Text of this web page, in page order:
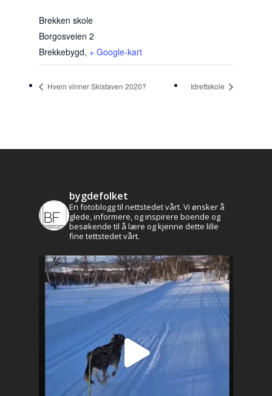
Brekken skole
Borgosveien 2
Brekkebygd, + Google-kart
Hvem vinner Skistaven 2020? Idrettskole
bygdefolket
En fotoblogg til nettstedet vårt. Vi ønsker å
glede, informere, og inspirere boende og
besøkende til å lære og kjenne dette lille
fine tettstedet vårt.
Aktuelt
Leve og bo